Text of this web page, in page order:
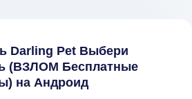
Darling Pet Выбери
(ВЗЛОМ Бесплатные
на Андроид